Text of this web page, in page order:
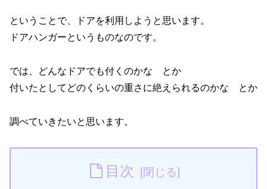
ということで、ドアを利用しようと思います。
ドアハンガーというものなのです。
では、どんなドアでも付くのかな とか
付いたとしてどのくらいの重さに絶えられるのかな とか
調べていきたいと思います。
目次